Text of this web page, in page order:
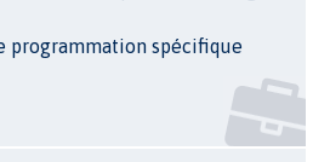
programmation spécifique